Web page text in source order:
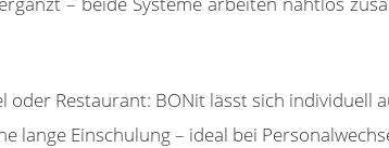
oder Restaurant: BONit lässt sich individuell
lange Einschulung – ideal bei